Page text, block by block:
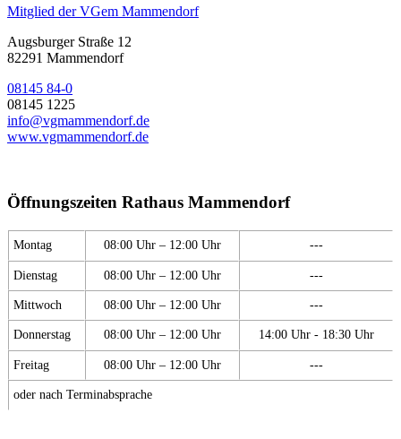
Mitglied der VGem Mammendorf
Augsburger Straße 12
82291 Mammendorf
08145 84-0
08145 1225
info@vgmammendorf.de
www.vgmammendorf.de
Öffnungszeiten Rathaus Mammendorf
Montag 08:00 Uhr – 12:00 Uhr ---
Dienstag 08:00 Uhr – 12:00 Uhr ---
Mittwoch 08:00 Uhr – 12:00 Uhr ---
Donnerstag 08:00 Uhr – 12:00 Uhr 14:00 Uhr - 18:30 Uhr
Freitag 08:00 Uhr – 12:00 Uhr ---
oder nach Terminabsprache